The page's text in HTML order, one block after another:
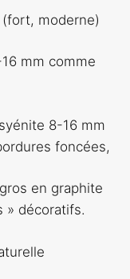
moderne)
mm comme
8-16 mm
foncées,
en graphite
» décoratifs.